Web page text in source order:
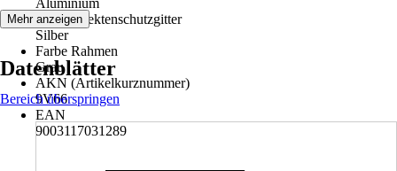
Aluminium
Farbe Insektenschutzgitter
Silber
Farbe Rahmen
Grau
AKN (Artikelkurznummer)
9V66
EAN
9003117031289
Mehr anzeigen
Datenblätter
Bereich überspringen